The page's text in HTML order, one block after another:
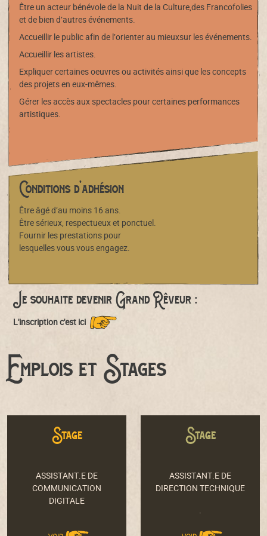
Être un acteur bénévole de la Nuit de la Culture,des Francofolies
et de bien d’autres événements.
Accueillir le public afin de l’orienter au mieuxsur les événements.
Accueillir les artistes.
Expliquer certaines oeuvres ou activités ainsi que les concepts
des projets en eux-mêmes.
Gérer les accès aux spectacles pour certaines performances
artistiques.
Conditions d’adhésion
Être âgé d’au moins 16 ans.
Être sérieux, respectueux et ponctuel.
Fournir les prestations pour
lesquelles vous vous engagez.
Je souhaite devenir Grand Rêveur :
L'inscription c'est ici
Emplois et Stages
Stage
ASSISTANT.E DE
COMMUNICATION
DIGITALE
Stage
ASSISTANT.E DE
DIRECTION TECHNIQUE
.